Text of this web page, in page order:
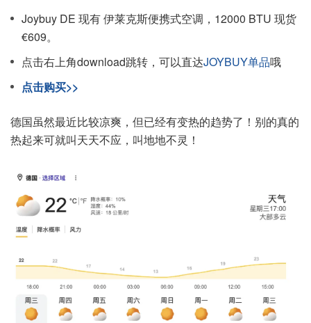
Joybuy DE 现有 伊莱克斯便携式空调，12000 BTU 现货
€609。
点击右上角download跳转，可以直达JOYBUY单品哦
点击购买>>
德国虽然最近比较凉爽，但已经有变热的趋势了！别的真的
热起来可就叫天天不应，叫地地不灵！